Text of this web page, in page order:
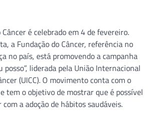
é celebrado em 4 de fevereiro.
a Fundação do Câncer, referência no
no país, está promovendo a campanha
posso”, liderada pela União Internacional
(UICC). O movimento conta com o
tem o objetivo de mostrar que é possível
a adoção de hábitos saudáveis.